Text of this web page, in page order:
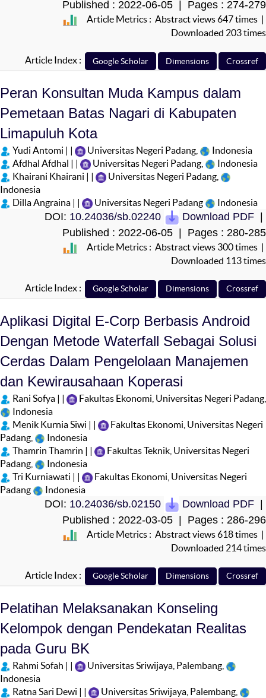
Published : 2022-06-05 | Pages : 274-279
Article Metrics : Abstract views 647 times |
Downloaded 203 times
Article Index :
Peran Konsultan Muda Kampus dalam
Pemetaan Batas Nagari di Kabupaten
Limapuluh Kota
Yudi Antomi | | Universitas Negeri Padang,
Indonesia
Afdhal Afdhal | |
Universitas Negeri Padang,
Indonesia
Khairani Khairani | |
Universitas Negeri Padang,
Indonesia
Dilla Angraina | |
Universitas Negeri Padang Indonesia
DOI: 10.24036/sb.02240 Download PDF |
Published : 2022-06-05 | Pages : 280-285
Article Metrics : Abstract views 300 times |
Downloaded 113 times
Article Index :
Aplikasi Digital E-Corp Berbasis Android
Dengan Metode Waterfall Sebagai Solusi
Cerdas Dalam Pengelolaan Manajemen
dan Kewirausahaan Koperasi
Rani Sofya | |
Fakultas Ekonomi, Universitas Negeri Padang,
Indonesia
Menik Kurnia Siwi | |
Fakultas Ekonomi, Universitas Negeri
Padang,
Indonesia
Thamrin Thamrin | |
Fakultas Teknik, Universitas Negeri
Padang,
Indonesia
Tri Kurniawati | |
Fakultas Ekonomi, Universitas Negeri
Padang
Indonesia
DOI: 10.24036/sb.02150 Download PDF |
Published : 2022-03-05 | Pages : 286-296
Article Metrics : Abstract views 618 times |
Downloaded 214 times
Article Index :
Pelatihan Melaksanakan Konseling
Kelompok dengan Pendekatan Realitas
pada Guru BK
Rahmi Sofah | |
Universitas Sriwijaya, Palembang,
Indonesia
Ratna Sari Dewi | |
Universitas Sriwijaya, Palembang,